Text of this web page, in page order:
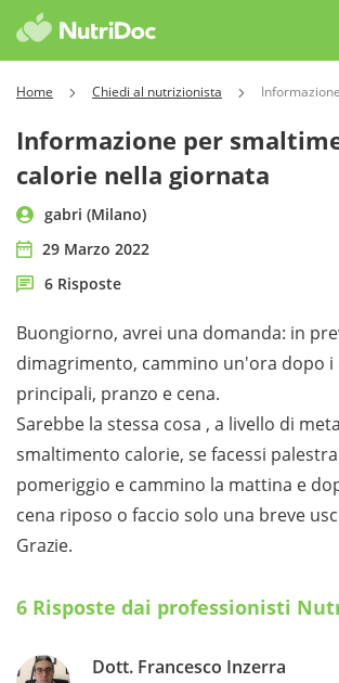
Home Chiedi al nutrizionista Informazione per
Informazione per
calorie nella giornata
gabri (Milano)
29 Marzo 2022
6 Risposte
Buongiorno, avrei una domanda: in
dimagrimento, cammino un'ora dopo i
principali, pranzo e cena.
Sarebbe la stessa cosa , a livello di
smaltimento calorie, se facessi
pomeriggio e cammino la mattina e
cena riposo o faccio solo una breve
Grazie.
6 Risposte dai professionisti
Dott. Francesco Inzerra